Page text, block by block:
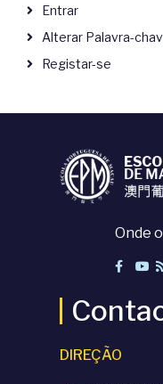
Entrar
Alterar Palavra-
Registar-se
Onde
DIREÇÃO